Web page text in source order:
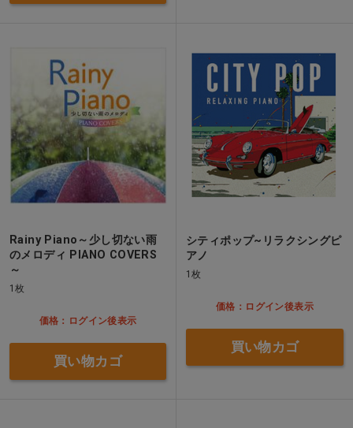
Rainy Piano～少し切ない雨
のメロディ PIANO COVERS
～
1枚
価格：ログイン後表示
買い物カゴ
シティポップ~リラクシングピ
アノ
1枚
価格：ログイン後表示
買い物カゴ